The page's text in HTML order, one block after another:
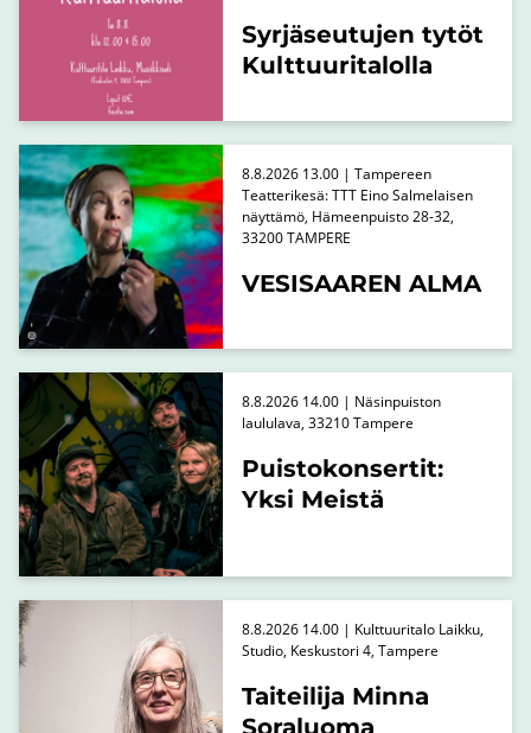
Syrjäseutujen tytöt
Kulttuuritalolla
VESISAAREN ALMA
8.8.2026 13.00 | Tampereen
Teatterikesä: TTT Eino Salmelaisen
näyttämö, Hämeenpuisto 28-32,
33200 TAMPERE
Puistokonsertit:
Yksi Meistä
8.8.2026 14.00 | Näsinpuiston
laululava, 33210 Tampere
Taiteilija Minna
Soraluoma
8.8.2026 14.00 | Kulttuuritalo Laikku,
Studio, Keskustori 4, Tampere